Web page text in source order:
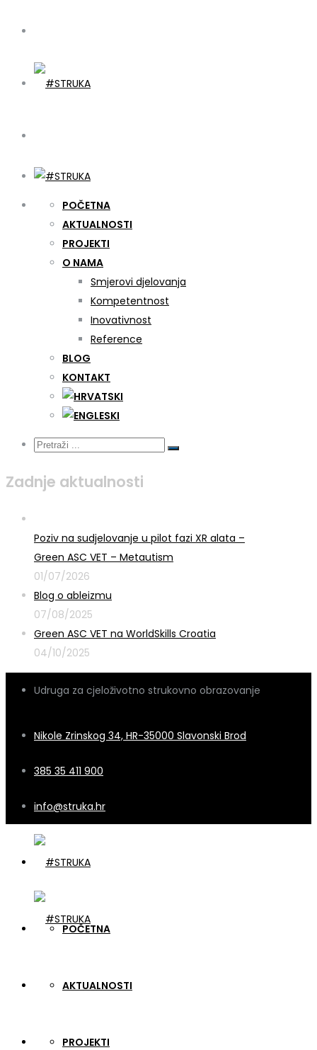
POČETNA
AKTUALNOSTI
PROJEKTI
O NAMA
Smjerovi djelovanja
Kompetentnost
Inovativnost
Reference
BLOG
KONTAKT
Zadnje aktualnosti
Poziv na sudjelovanje u pilot fazi XR alata –
Green ASC VET – Metautism
01/07/2026
Blog o ableizmu
07/08/2025
Green ASC VET na WorldSkills Croatia
04/10/2025
Udruga za cjeloživotno strukovno obrazovanje
Nikole Zrinskog 34, HR-35000 Slavonski Brod
385 35 411 900
info@struka.hr
POČETNA
AKTUALNOSTI
PROJEKTI